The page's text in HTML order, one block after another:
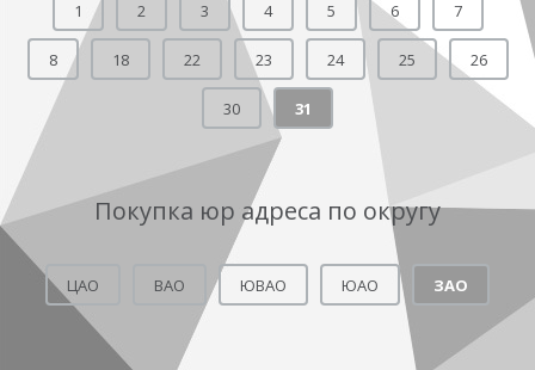
1 2 3 4 5 6 7
8 18 22 23 24 25 26
30 31
Покупка юр адреса по округу
ЦАО ВАО ЮВАО ЮАО ЗАО